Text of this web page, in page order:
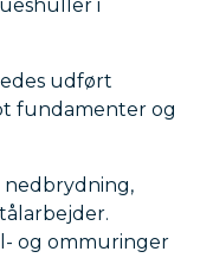
i
udført
fundamenter og
nedbrydning,
og ommuringer